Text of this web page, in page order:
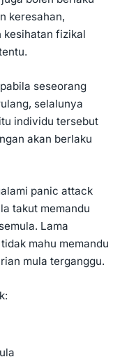
keresahan,
kesihatan fizikal
seseorang
selalunya
individu tersebut
akan berlaku
panic attack
takut memandu
Lama
mahu memandu
mula terganggu.